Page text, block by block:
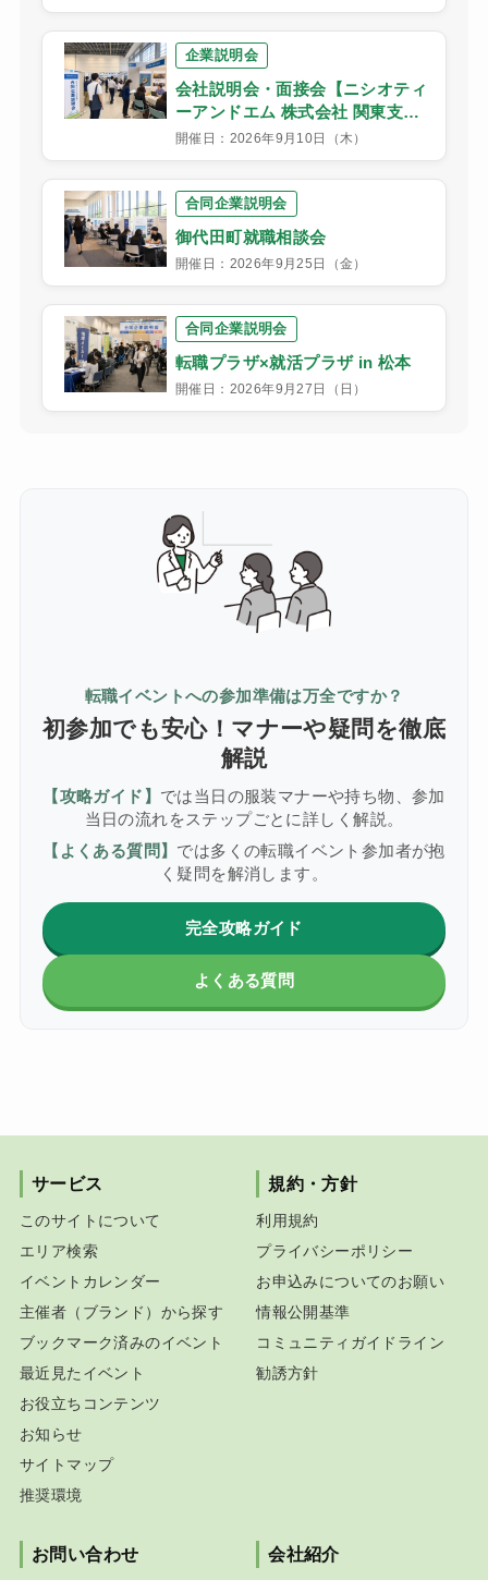
企業説明会
会社説明会・面接会【ニシオティ
ーアンドエム 株式会社 関東支
店】
開催日：2026年9月10日（木）
合同企業説明会
御代田町就職相談会
開催日：2026年9月25日（金）
合同企業説明会
転職プラザ×就活プラザ in 松本
開催日：2026年9月27日（日）
転職イベントへの参加準備は万全ですか？
初参加でも安心！マナーや疑問を徹底
解説
【攻略ガイド】 では当日の服装マナーや持ち物、参加
当日の流れをステップごとに詳しく解説。
【よくある質問】 では多くの転職イベント参加者が抱
く疑問を解消します。
完全攻略ガイド
よくある質問
サービス
このサイトについて
エリア検索
イベントカレンダー
主催者（ブランド）から探す
ブックマーク済みのイベント
最近見たイベント
お役立ちコンテンツ
お知らせ
サイトマップ
推奨環境
規約・方針
利用規約
プライバシーポリシー
お申込みについてのお願い
情報公開基準
コミュニティガイドライン
勧誘方針
お問い合わせ 会社紹介